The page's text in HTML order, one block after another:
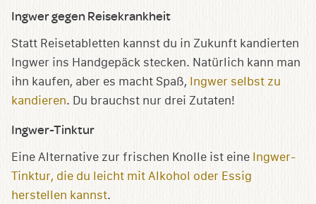
Ingwer gegen Reisekrankheit
Statt Reisetabletten kannst du in Zukunft kandierten
Ingwer ins Handgepäck stecken. Natürlich kann man
ihn kaufen, aber es macht Spaß, Ingwer selbst zu
kandieren. Du brauchst nur drei Zutaten!
Ingwer-Tinktur
Eine Alternative zur frischen Knolle ist eine Ingwer-
Tinktur, die du leicht mit Alkohol oder Essig
herstellen kannst.